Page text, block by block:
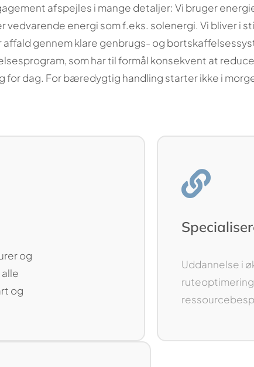
afspejles i mange detaljer: Vi bruger
vedvarende energi som f.eks. solenergi. Vi bliver i
gennem klare genbrugs- og
som har til formål konsekvent at
for dag. For bæredygtig handling starter ikke i
og
og
Uddannelse i